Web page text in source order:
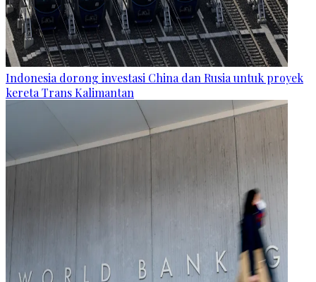
Indonesia dorong investasi China dan Rusia untuk proyek
kereta Trans Kalimantan